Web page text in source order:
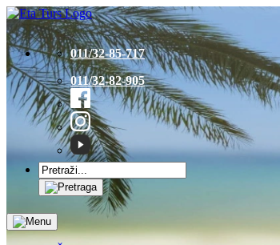
011/32-85-717
011/32-82-905